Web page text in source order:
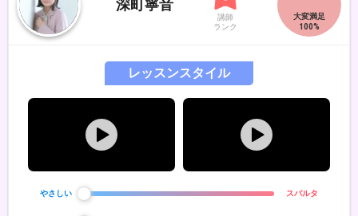
深町寧音
講師
ランク
レッスンスタイル
やさしい スパルタ